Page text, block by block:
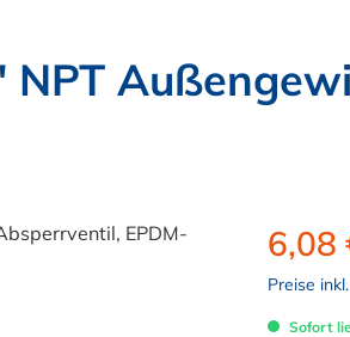
6,08
Preise
Sofort